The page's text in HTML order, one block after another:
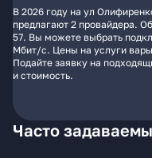
В 2026 году на ул
предлагают 2 провайдера.
57. Вы можете выбрать
Мбит/с. Цены на услуги
Подайте заявку на
и стоимость.
Часто